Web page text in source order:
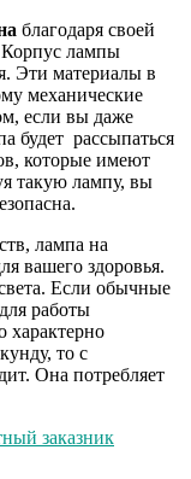
благодаря своей
Корпус лампы
Эти материалы в
механические
если вы даже
будет рассыпаться
которые имеют
такую лампу, вы
лампа на
вашего здоровья.
Если обычные
работы
характерно
то с
Она потребляет
заказник